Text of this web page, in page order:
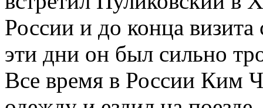
России и до конца
эти дни он был сильно
Все время в России Ким